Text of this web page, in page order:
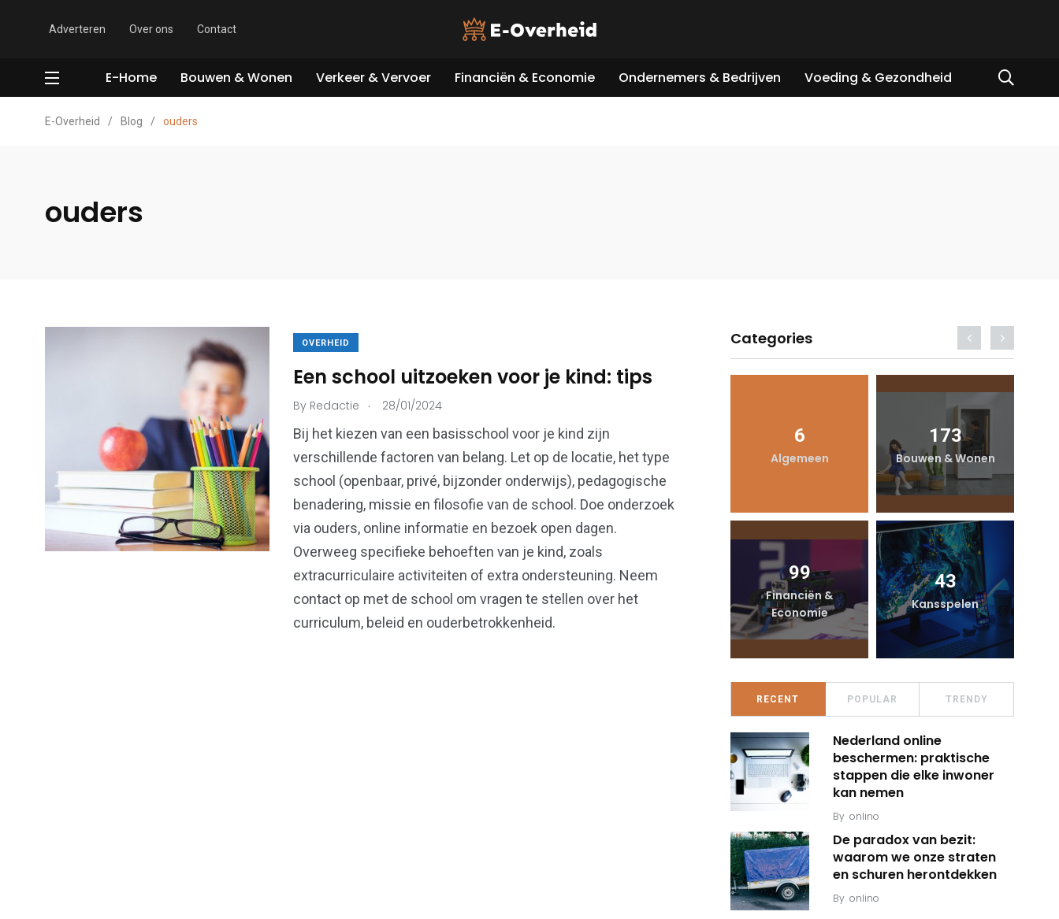
Adverteren Over ons Contact
E-Home Bouwen & Wonen Verkeer & Vervoer Financiën & Economie Ondernemers & Bedrijven Voeding & Gezondheid
E-Overheid / Blog / ouders
ouders
OVERHEID
Een school uitzoeken voor je kind: tips
By Redactie . 28/01/2024
Bij het kiezen van een basisschool voor je kind zijn
verschillende factoren van belang. Let op de locatie, het type
school (openbaar, privé, bijzonder onderwijs), pedagogische
benadering, missie en filosofie van de school. Doe onderzoek
via ouders, online informatie en bezoek open dagen.
Overweeg specifieke behoeften van je kind, zoals
extracurriculaire activiteiten of extra ondersteuning. Neem
contact op met de school om vragen te stellen over het
curriculum, beleid en ouderbetrokkenheid.
Categories
6
Algemeen
173
Bouwen & Wonen
43
Kansspelen
215
Ondernemers &
Bedrijven
Overheid
112
Verkeer & Vervoer
99
Voeding &
6
Algemeen
173
Bouwen & Wonen
99
Financiën &
Economie
43
Kansspelen
RECENT POPULAR TRENDY
Nederland online
beschermen: praktische
stappen die elke inwoner
kan nemen
By onlino
De paradox van bezit:
waarom we onze straten
en schuren herontdekken
By onlino